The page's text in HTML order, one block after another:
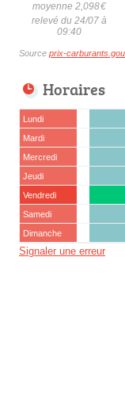
moyenne 2,098€
relevé du 24/07 à
09:40
Source prix-
Horaires
Lundi
Mardi
Mercredi
Jeudi
Vendredi
Samedi
Dimanche
Signaler une erreur